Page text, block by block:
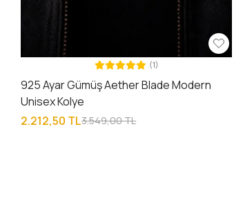
(1)
925 Ayar Gümüş Aether Blade Modern
Unisex Kolye
2.212,50 TL3.549,00 TL